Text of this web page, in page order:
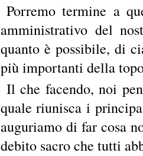
Porremo termine a
amministrativo del
quanto è possibile, di
più importanti della
Il che facendo, noi
quale riunisca i
auguriamo di far cosa
debito sacro che tutti